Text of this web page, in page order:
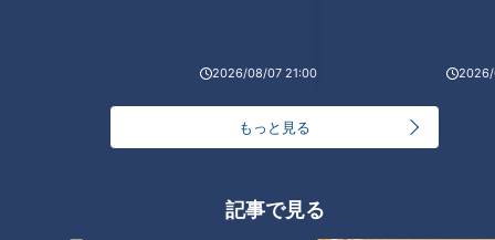
2026/08/07 21:00 2026/
もっと見る
記事で見る
っておくべき“大食い裏技”「食
べた分がゼロになる」
の“緊急事態” 山中に響いたスタ
ッフの声「避難！」